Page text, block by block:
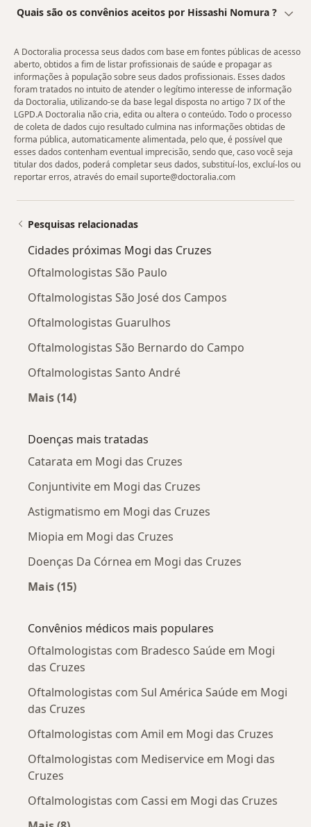
Quais são os convênios aceitos por Hissashi Nomura ?
A Doctoralia processa seus dados com base em fontes públicas de acesso
aberto, obtidos a fim de listar profissionais de saúde e propagar as
informações à população sobre seus dados profissionais. Esses dados
foram tratados no intuito de atender o legítimo interesse de informação
da Doctoralia, utilizando-se da base legal disposta no artigo 7 IX of the
LGPD.A Doctoralia não cria, edita ou altera o conteúdo. Todo o processo
de coleta de dados cujo resultado culmina nas informações obtidas de
forma pública, automaticamente alimentada, pelo que, é possível que
esses dados contenham eventual imprecisão, sendo que, caso você seja
titular dos dados, poderá completar seus dados, substituí-los, excluí-los ou
reportar erros, através do email suporte@doctoralia.com
Pesquisas relacionadas
Cidades próximas Mogi das Cruzes
Oftalmologistas São Paulo
Oftalmologistas São José dos Campos
Oftalmologistas Guarulhos
Oftalmologistas São Bernardo do Campo
Oftalmologistas Santo André
Mais (14)
Doenças mais tratadas
Catarata em Mogi das Cruzes
Conjuntivite em Mogi das Cruzes
Astigmatismo em Mogi das Cruzes
Miopia em Mogi das Cruzes
Doenças Da Córnea em Mogi das Cruzes
Mais (15)
Convênios médicos mais populares
Oftalmologistas com Bradesco Saúde em Mogi
das Cruzes
Oftalmologistas com Sul América Saúde em Mogi
das Cruzes
Oftalmologistas com Amil em Mogi das Cruzes
Oftalmologistas com Mediservice em Mogi das
Cruzes
Oftalmologistas com Cassi em Mogi das Cruzes